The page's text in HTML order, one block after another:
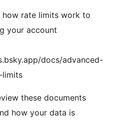
how rate limits work to
your account
docs/advanced-
limits
these documents
how your data is